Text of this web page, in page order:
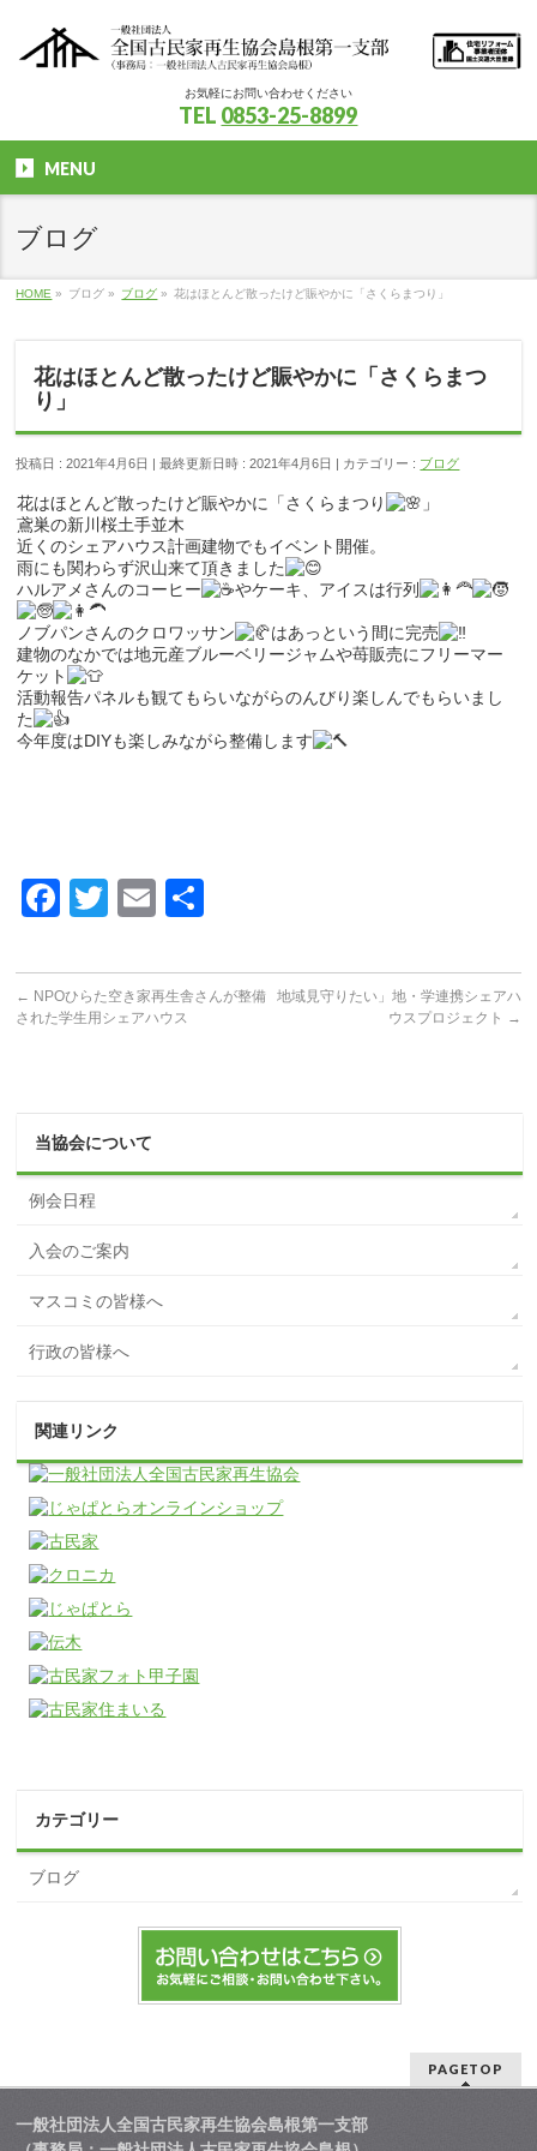
お気軽にお問い合わせください
TEL 0853-25-8899
MENU
ブログ
HOME » ブログ » ブログ » 花はほとんど散ったけど賑やかに「さくらまつり」
花はほとんど散ったけど賑やかに「さくらまつ
り」
投稿日 : 2021年4月6日 最終更新日時 : 2021年4月6日 カテゴリー : ブログ
花はほとんど散ったけど賑やかに「さくらまつり
」
鳶巣の新川桜土手並木
近くのシェアハウス計画建物でもイベント開催。
雨にも関わらず沢山来て頂きました
ハルアメさんのコーヒー
やケーキ、アイスは行列
ノブパンさんのクロワッサン
はあっという間に完売
建物のなかでは地元産ブルーベリージャムや苺販売にフリーマー
ケット
活動報告パネルも観てもらいながらのんびり楽しんでもらいまし
た
今年度はDIYも楽しみながら整備します
Facebook
TwitterEmail
← NPOひらた空き家再生舎さんが整備
された学生用シェアハウス
地域見守りたい」地・学連携シェアハ
ウスプロジェクト →
当協会について
例会日程
入会のご案内
マスコミの皆様へ
行政の皆様へ
関連リンク
カテゴリー
ブログ
PAGETOP
一般社団法人全国古民家再生協会島根第一支部